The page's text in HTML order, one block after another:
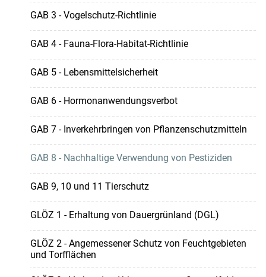
GAB 3 - Vogelschutz-Richtlinie
GAB 4 - Fauna-Flora-Habitat-Richtlinie
GAB 5 - Lebensmittelsicherheit
GAB 6 - Hormonanwendungsverbot
GAB 7 - Inverkehrbringen von Pflanzenschutzmitteln
GAB 8 - Nachhaltige Verwendung von Pestiziden
GAB 9, 10 und 11 Tierschutz
GLÖZ 1 - Erhaltung von Dauergrünland (DGL)
GLÖZ 2 - Angemessener Schutz von Feuchtgebieten
und Torfflächen